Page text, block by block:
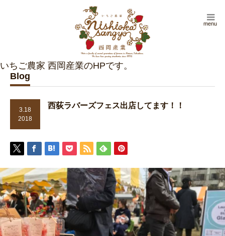
menu
Blog
3.18
2018
西荻ラバーズフェス出店してます！！